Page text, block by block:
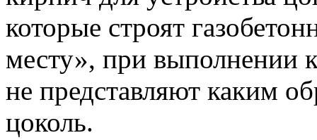
которые строят
месту», при выполнении
не представляют каким
цоколь.